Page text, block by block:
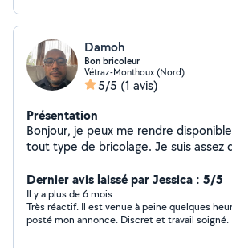
Damoh
Bon bricoleur
Vétraz-Monthoux (Nord)
5/5 (1 avis)
Présentation
Bonjour, je peux me rendre
tout type de bricolage. Je suis assez
Dernier avis laissé par Jessica : 5/5
Il y a plus de 6 mois
Très réactif. Il est venue à peine quelques
posté mon annonce. Discret et travail soigné. Bon rapport